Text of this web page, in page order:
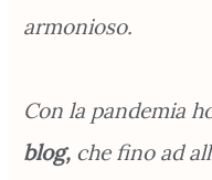
armonioso.
Con la pandemia
blog, che fino ad